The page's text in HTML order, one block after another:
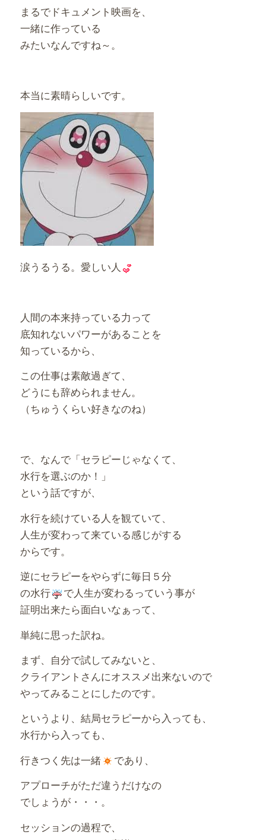
まるでドキュメント映画を、
一緒に作っている
みたいなんですね～。
本当に素晴らしいです。
涙うるうる。愛しい人
人間の本来持っている力って
底知れないパワーがあることを
知っているから、
この仕事は素敵過ぎて、
どうにも辞められません。
（ちゅうくらい好きなのね）
で、なんで「セラピーじゃなくて、
水行を選ぶのか！」
という話ですが、
水行を続けている人を観ていて、
人生が変わって来ている感じがする
からです。
逆にセラピーをやらずに毎日５分
の水行
で人生が変わるっていう事が
証明出来たら面白いなぁって、
単純に思った訳ね。
まず、自分で試してみないと、
クライアントさんにオススメ出来ないので
やってみることにしたのです。
というより、結局セラピーから入っても、
水行から入っても、
行きつく先は一緒
であり、
アプローチがただ違うだけなの
でしょうが・・・。
セッションの過程で、